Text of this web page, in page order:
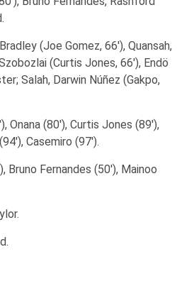
(Joe Gomez, 66′), Quansah,
(Curtis Jones, 66′), Endö
Salah, Darwin Núñez (Gakpo,
Onana (80′), Curtis Jones (89′),
Casemiro (97′).
Bruno Fernandes (50′), Mainoo